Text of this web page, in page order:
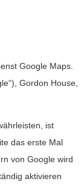
Google Maps.
Gordon House,
ist
das erste Mal
von Google wird
aktivieren